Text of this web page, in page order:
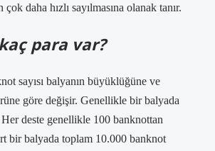
daha hızlı sayılmasına olanak tanır.
para var?
sayısı balyanın büyüklüğüne ve
göre değişir. Genellikle bir balyada
deste genellikle 100 banknottan
bir balyada toplam 10.000 banknot